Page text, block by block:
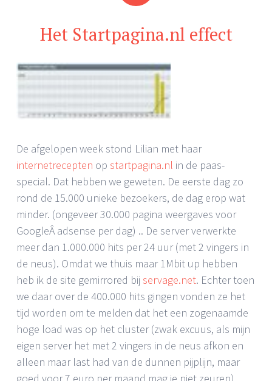
Het Startpagina.nl effect
De afgelopen week stond Lilian met haar
internetrecepten op startpagina.nl in de paas-
special. Dat hebben we geweten. De eerste dag zo
rond de 15.000 unieke bezoekers, de dag erop wat
minder. (ongeveer 30.000 pagina weergaves voor
GoogleÂ adsense per dag) .. De server verwerkte
meer dan 1.000.000 hits per 24 uur (met 2 vingers in
de neus). Omdat we thuis maar 1Mbit up hebben
heb ik de site gemirrored bij servage.net. Echter toen
we daar over de 400.000 hits gingen vonden ze het
tijd worden om te melden dat het een zogenaamde
hoge load was op het cluster (zwak excuus, als mijn
eigen server het met 2 vingers in de neus afkon en
alleen maar last had van de dunnen pijplijn, maar
goed voor 7 euro per maand mag je niet zeuren).